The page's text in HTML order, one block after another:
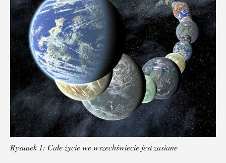
Rysunek 1: Całe życie we wszechświecie jest zasiane